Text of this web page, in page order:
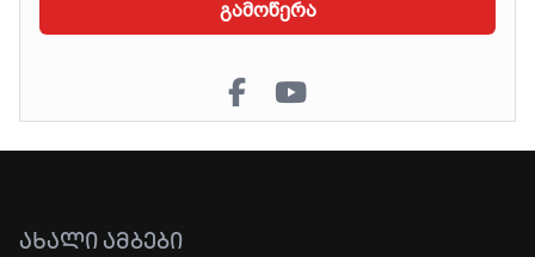
გამოწერა
ᲐᲮᲐᲚᲘ ᲐᲛᲑᲔᲑᲘ